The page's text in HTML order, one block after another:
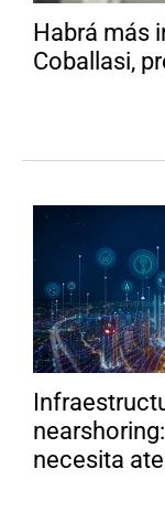
Habrá más
Coballasi,
necesita